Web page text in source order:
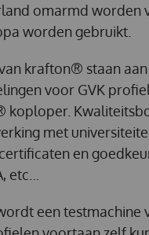
omarmd worden
worden gebruikt.
krafton® staan
voor GVK
koploper.
met
en
etc…
een testmachine